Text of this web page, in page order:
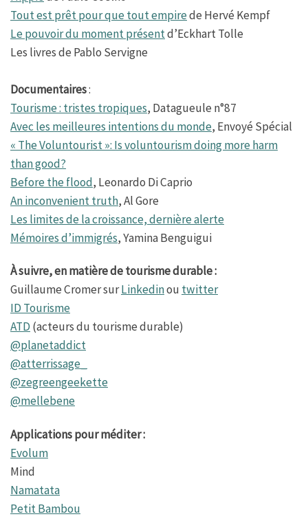
Tout est prêt pour que tout empirede Hervé Kempf
Le pouvoir du moment présentd’Eckhart Tolle
Les livres de Pablo Servigne
Documentaires:
Tourisme : tristes tropiques, Datagueule n°87
Avec les meilleures intentions du monde, Envoyé Spécial
« The Voluntourist »: Is voluntourism doing more harm
than good?
Before the flood, Leonardo Di Caprio
An inconvenient truth, Al Gore
Les limites de la croissance, dernière alerte
Mémoires d’immigrés, Yamina Benguigui
À suivre, en matière de tourisme durable :
Guillaume Cromer surLinkedinou twitter
ID Tourisme
ATD (acteurs du tourisme durable)
@planetaddict
@atterrissage_
@zegreengeekette
@mellebene
Applications pour méditer :
Evolum
Mind
Namatata
Petit Bambou